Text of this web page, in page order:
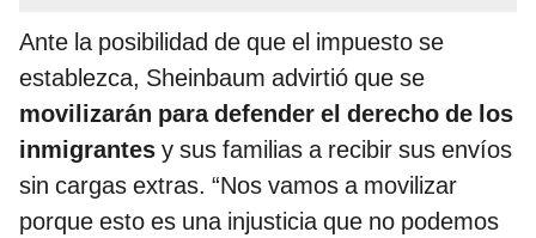
Ante la posibilidad de que el impuesto se
establezca, Sheinbaum advirtió que se
movilizarán para defender el derecho de los
inmigrantes y sus familias a recibir sus envíos
sin cargas extras. “Nos vamos a movilizar
porque esto es una injusticia que no podemos